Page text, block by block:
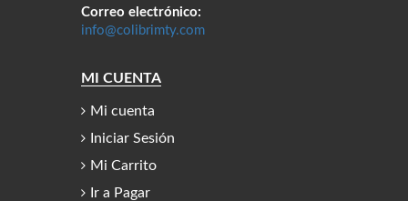
Correo electrónico:
info@colibrimty.com
MI CUENTA
Mi cuenta
Iniciar Sesión
Mi Carrito
Ir a Pagar